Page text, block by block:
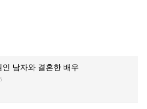
인 남자와 결혼한 배우